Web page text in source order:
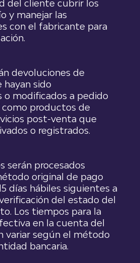
del cliente cubrir los
y manejar las
con el fabricante para
devoluciones de
sido
o modificados a pedido
productos de
post-venta que
o registrados.
serán procesados
original de pago
días hábiles siguientes a
del estado del
Los tiempos para la
en la cuenta del
variar según el método
bancaria.